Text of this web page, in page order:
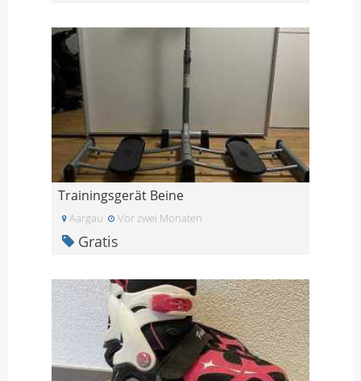
Trainingsgerät Beine
Aargau Vor zwei Monaten
Gratis